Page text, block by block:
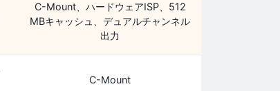
C-Mount、ハードウェアISP、512
MBキャッシュ、デュアルチャンネル
出力
C-Mount